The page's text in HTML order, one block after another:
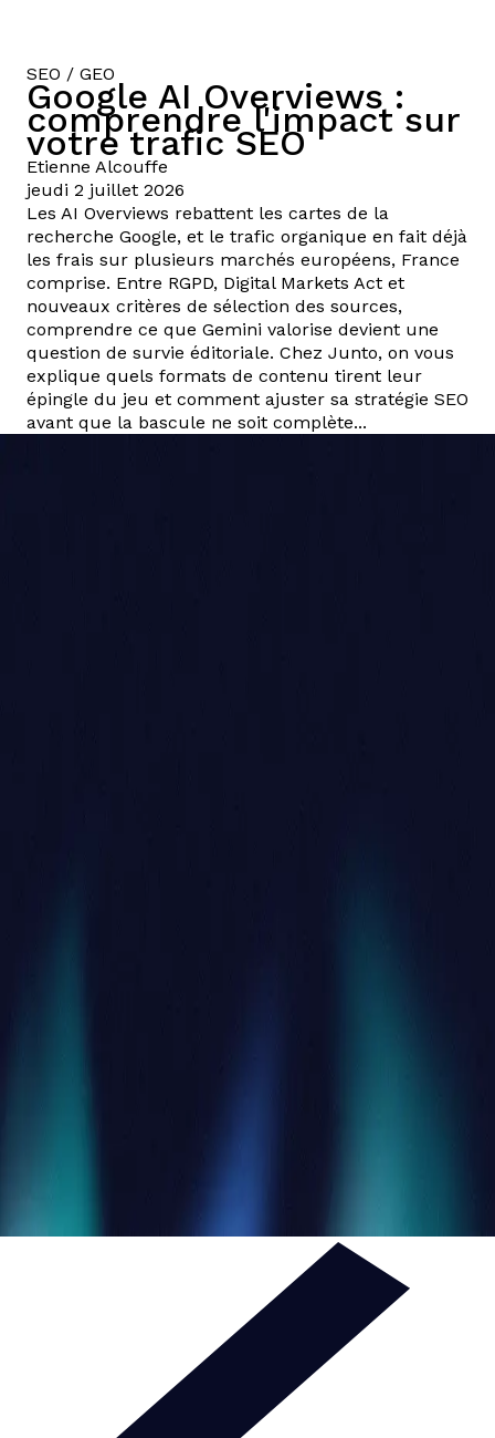
SEO / GEO
Google AI Overviews :
comprendre l'impact sur
votre trafic SEO
Etienne Alcouffe
jeudi 2 juillet 2026
Les AI Overviews rebattent les cartes de la
recherche Google, et le trafic organique en fait déjà
les frais sur plusieurs marchés européens, France
comprise. Entre RGPD, Digital Markets Act et
nouveaux critères de sélection des sources,
comprendre ce que Gemini valorise devient une
question de survie éditoriale. Chez Junto, on vous
explique quels formats de contenu tirent leur
épingle du jeu et comment ajuster sa stratégie SEO
avant que la bascule ne soit complète...